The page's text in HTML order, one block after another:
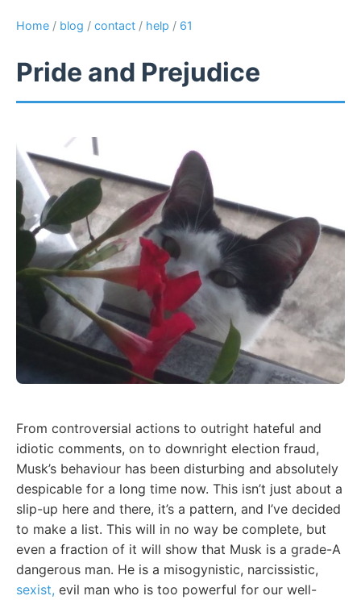
Home / blog / contact / help / 61
Pride and Prejudice
From controversial actions to outright hateful and
idiotic comments, on to downright election fraud,
Musk’s behaviour has been disturbing and absolutely
despicable for a long time now. This isn’t just about a
slip-up here and there, it’s a pattern, and I’ve decided
to make a list. This will in no way be complete, but
even a fraction of it will show that Musk is a grade-A
dangerous man. He is a misogynistic, narcissistic,
sexist, evil man who is too powerful for our well-